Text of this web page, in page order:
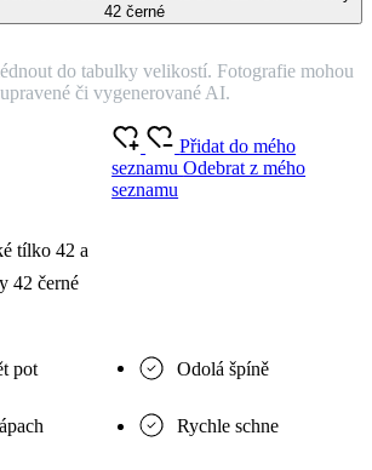
do tabulky velikostí. Fotografie mohou
či vygenerované AI.
tílko 42 a
42 černé
Přidat do mého
seznamuOdebrat z mého
seznamu
pot Odolá špíně
Rychle schne